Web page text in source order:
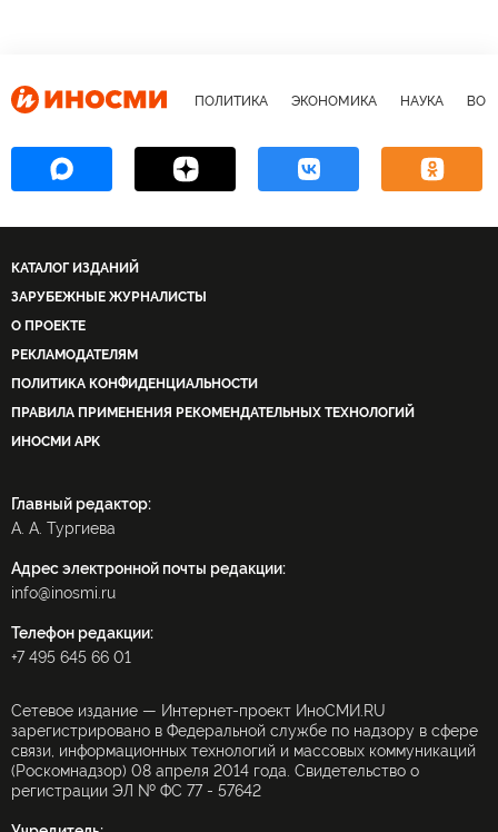
ПОЛИТИКА ЭКОНОМИКА НАУКА
КАТАЛОГ ИЗДАНИЙ
ЗАРУБЕЖНЫЕ ЖУРНАЛИСТЫ
О ПРОЕКТЕ
РЕКЛАМОДАТЕЛЯМ
ПОЛИТИКА КОНФИДЕНЦИАЛЬНОСТИ
ПРАВИЛА ПРИМЕНЕНИЯ РЕКОМЕНДАТЕЛЬНЫХ ТЕХНОЛОГИЙ
ИНОСМИ APK
Главный редактор:
А. А. Тургиева
Адрес электронной почты редакции:
info@inosmi.ru
Телефон редакции:
+7 495 645 66 01
Сетевое издание — Интернет-проект ИноСМИ.RU
зарегистрировано в Федеральной службе по надзору в сфере
связи, информационных технологий и массовых коммуникаций
(Роскомнадзор) 08 апреля 2014 года. Свидетельство о
регистрации ЭЛ № ФС 77 - 57642